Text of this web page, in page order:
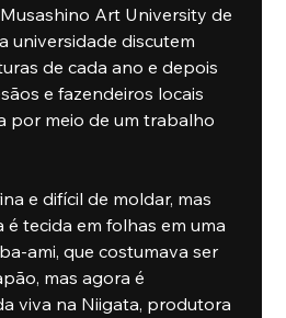
Art University de
universidade discutem
de cada ano e depois
e fazendeiros locais
por meio de um trabalho
e difícil de moldar, mas
é tecida em folhas em uma
ami, que costumava ser
mas agora é
viva na Niigata, produtora